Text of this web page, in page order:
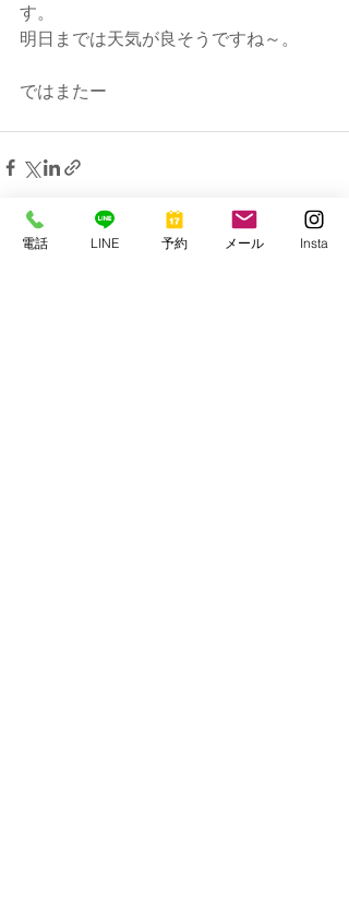
す。
明日までは天気が良そうですね～。
ではまたー
電話 LINE 予約 メール Insta